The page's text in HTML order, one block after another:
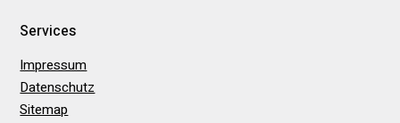
Services
Impressum
Datenschutz
Sitemap